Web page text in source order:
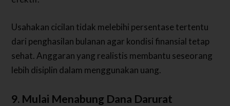
Usahakan cicilan tidak melebihi persentase tertentu
dari penghasilan bulanan agar kondisi finansial tetap
sehat. Anggaran yang realistis membantu seseorang
lebih disiplin dalam menggunakan uang.
9. Mulai Menabung Dana Darurat